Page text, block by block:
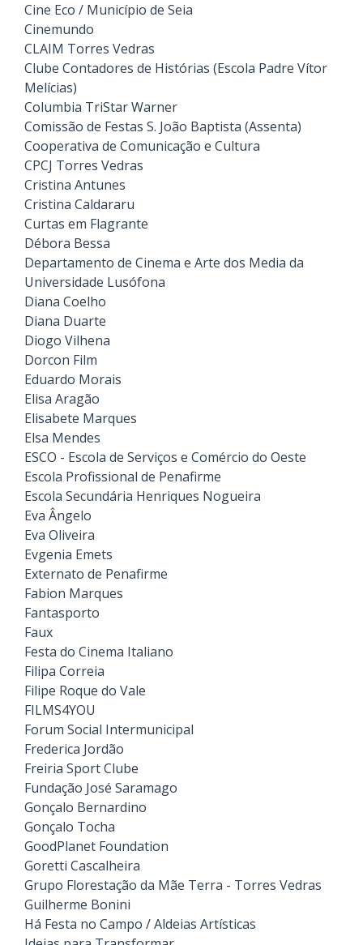
Cine Eco / Município de Seia
Cinemundo
CLAIM Torres Vedras
Clube Contadores de Histórias (Escola Padre Vítor
Melícias)
Columbia TriStar Warner
Comissão de Festas S. João Baptista (Assenta)
Cooperativa de Comunicação e Cultura
CPCJ Torres Vedras
Cristina Antunes
Cristina Caldararu
Curtas em Flagrante
Débora Bessa
Departamento de Cinema e Arte dos Media da
Universidade Lusófona
Diana Coelho
Diana Duarte
Diogo Vilhena
Dorcon Film
Eduardo Morais
Elisa Aragão
Elisabete Marques
Elsa Mendes
ESCO - Escola de Serviços e Comércio do Oeste
Escola Profissional de Penafirme
Escola Secundária Henriques Nogueira
Eva Ângelo
Eva Oliveira
Evgenia Emets
Externato de Penafirme
Fabion Marques
Fantasporto
Faux
Festa do Cinema Italiano
Filipa Correia
Filipe Roque do Vale
FILMS4YOU
Forum Social Intermunicipal
Frederica Jordão
Freiria Sport Clube
Fundação José Saramago
Gonçalo Bernardino
Gonçalo Tocha
GoodPlanet Foundation
Goretti Cascalheira
Grupo Florestação da Mãe Terra - Torres Vedras
Guilherme Bonini
Há Festa no Campo / Aldeias Artísticas